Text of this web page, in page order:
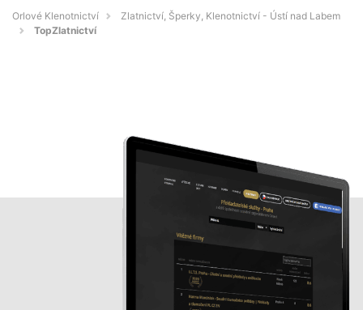
Orlové Klenotnictví
Zlatnictví, Šperky, Klenotnictví - Ústí nad Labem
TopZlatnictví